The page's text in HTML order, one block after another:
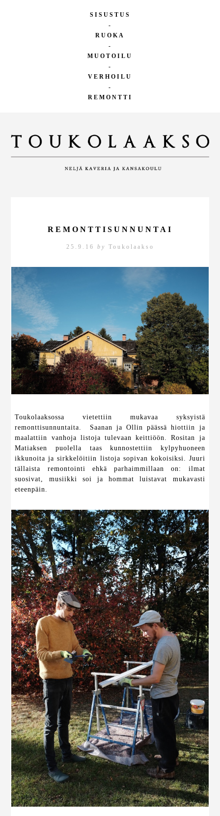
SISUSTUS
-
RUOKA
-
MUOTOILU
-
VERHOILU
-
REMONTTI
REMONTTISUNNUNTAI
25.9.16 by Toukolaakso
Toukolaaksossa vietettiin mukavaa syksyistä
remonttisunnuntaita. Saanan ja Ollin päässä hiottiin ja
maalattiin vanhoja listoja tulevaan keittiöön. Rositan ja
Matiaksen puolella taas kunnostettiin kylpyhuoneen
ikkunoita ja sirkkelöitiin listoja sopivan kokoisiksi. Juuri
tällaista remontointi ehkä parhaimmillaan on: ilmat
suosivat, musiikki soi ja hommat luistavat mukavasti
eteenpäin.